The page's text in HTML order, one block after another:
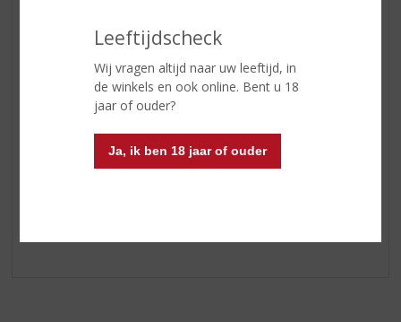
Leeftijdscheck
Wij vragen altijd naar uw leeftijd, in
de winkels en ook online. Bent u 18
jaar of ouder?
Ja, ik ben 18 jaar of ouder
KETEL 1 Hard Lemonade Lemon & Lime maken:
Vul een longdrinkglas met ijs
Voeg 1 deelKETEL 1 Originaltoe
Schenk er 1 deel citroensiroop base bij
Garneer met een schijfje citroen en limoen